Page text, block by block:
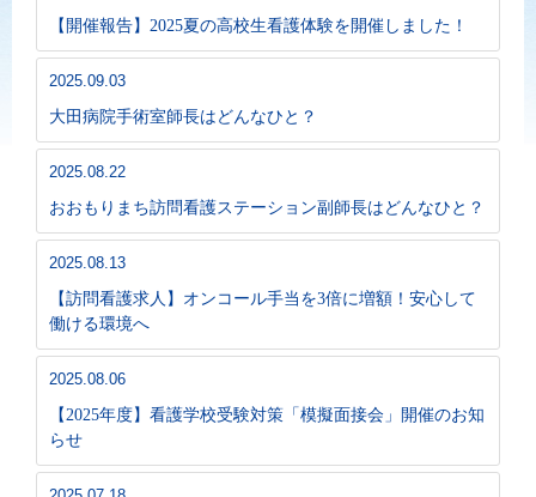
【開催報告】2025夏の高校生看護体験を開催しました！
2025.09.03
大田病院手術室師長はどんなひと？
2025.08.22
おおもりまち訪問看護ステーション副師長はどんなひと？
2025.08.13
【訪問看護求人】オンコール手当を3倍に増額！安心して
働ける環境へ
2025.08.06
【2025年度】看護学校受験対策「模擬面接会」開催のお知
らせ